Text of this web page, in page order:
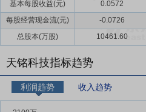
基本每股收益(元) 0.0572
每股经营现金流(元)
-0.0726
总股本(万股)
10461.60
天铭科技指标趋势
利润趋势 收入趋势